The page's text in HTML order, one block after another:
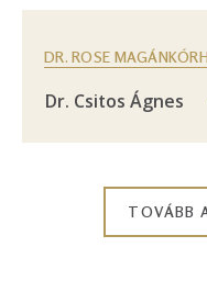
DR. ROSE
Dr. Csitos Ágnes
TOVÁBB